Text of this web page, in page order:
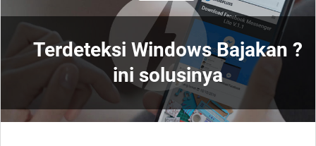
Terdeteksi Windows Bajakan ?
ini solusinya